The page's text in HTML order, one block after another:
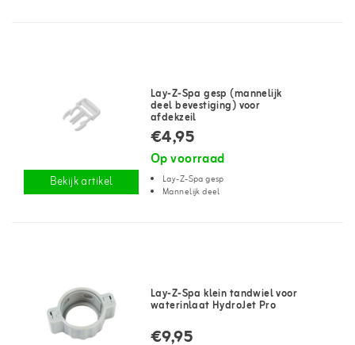
Bekijk artikel
Lay-Z-Spa gesp (mannelijk
deel bevestiging) voor
afdekzeil
€4,95
Op voorraad
Lay-Z-Spa gesp
Mannelijk deel
Lay-Z-Spa klein tandwiel voor
waterinlaat HydroJet Pro
€9,95